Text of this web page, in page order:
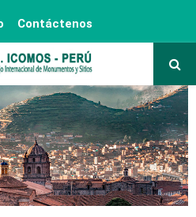
Contáctenos